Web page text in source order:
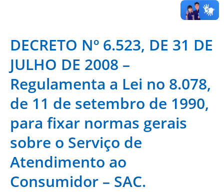
DECRETO Nº 6.523, DE 31 DE
JULHO DE 2008 –
Regulamenta a Lei no 8.078,
de 11 de setembro de 1990,
para fixar normas gerais
sobre o Serviço de
Atendimento ao
Consumidor – SAC.